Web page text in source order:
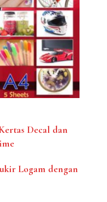
Decal dan
Logam dengan